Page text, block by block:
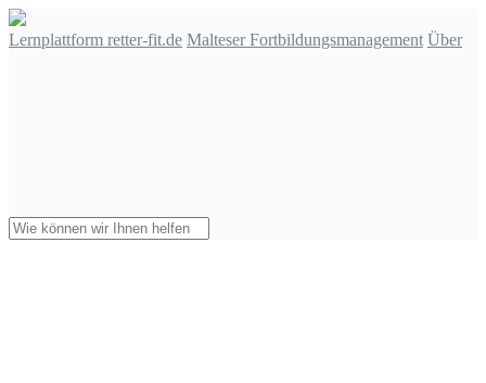
Lernplattform retter-fit.de Malteser Fortbildungsmanagement Über